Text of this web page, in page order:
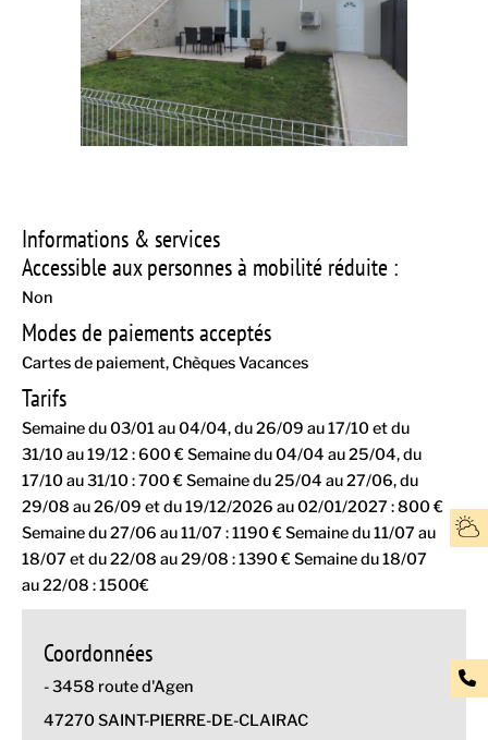
Informations & services
Accessible aux personnes à mobilité réduite :
Non
Modes de paiements acceptés
Cartes de paiement Chèques Vacances
Tarifs
Semaine du 03/01 au 04/04, du 26/09 au 17/10 et du
31/10 au 19/12 : 600 € Semaine du 04/04 au 25/04, du
17/10 au 31/10 : 700 € Semaine du 25/04 au 27/06, du
29/08 au 26/09 et du 19/12/2026 au 02/01/2027 : 800 €
Semaine du 27/06 au 11/07 : 1190 € Semaine du 11/07 au
18/07 et du 22/08 au 29/08 : 1390 € Semaine du 18/07
au 22/08 : 1500€
Coordonnées
- 3458 route d'Agen
47270 SAINT-PIERRE-DE-CLAIRAC